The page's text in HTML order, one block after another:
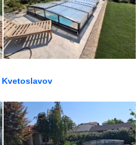
Kvetoslavov